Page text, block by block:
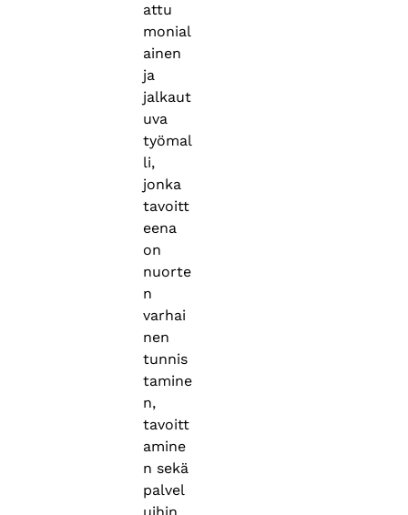
attu
monial
ainen
ja
jalkaut
uva
työmal
li,
jonka
tavoitt
eena
on
nuorte
n
varhai
nen
tunnis
tamine
n,
tavoitt
amine
n sekä
palvel